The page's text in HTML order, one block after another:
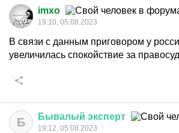
imxo
19:10, 05.08.2023
В связи с данным приговором у
увеличилась спокойствие за
Б Бывалый эксперт
19:12, 05.08.2023